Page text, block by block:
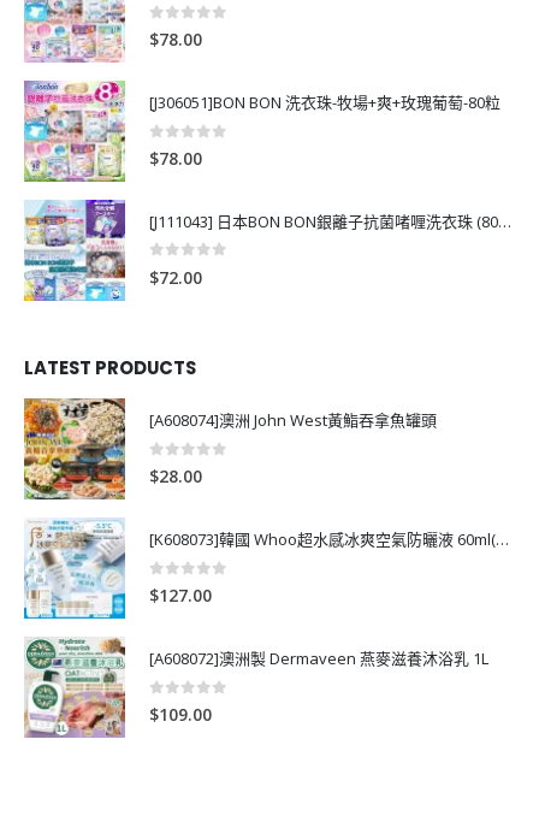
0out of 5
$78.00
[J306051]BON BON 洗衣珠-牧場+爽+玫瑰葡萄-80粒
0
$78.00
[J111043] 日本BON BON銀離子抗菌啫喱洗衣珠 (80粒)
0
$72.00
LATEST PRODUCTS
[A608074]澳洲 John West黃鮨吞拿魚罐頭
0 out of 5
$28.00
[K608073]韓國 Whoo超水感冰爽空氣防曬液 60ml(送13ml*4支)
0 out of 5
$127.00
[A608072]澳洲製 Dermaveen 燕麥滋養沐浴乳 1L
0
$109.00